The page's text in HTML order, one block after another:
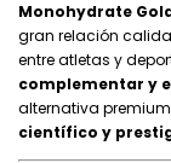
Monohydrate
gran relación
entre atletas y
complementar y
alternativa
científico y